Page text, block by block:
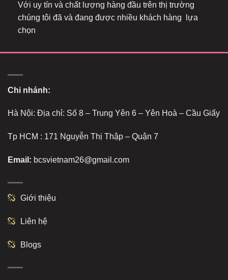
Với uy tín và chất lượng hàng đầu trên thị trường
chúng tôi đã và đang được nhiều khách hàng lựa
chọn
Chi nhánh:
Hà Nội: Địa chỉ: Số 8 – Trung Yên 6 – Yên Hoà – Cầu Giấy
Tp HCM : 171 Nguyễn Thị Thập – Quận 7
Email: bcsvietnam26@gmail.com
Giới thiệu
Liên hệ
Blogs